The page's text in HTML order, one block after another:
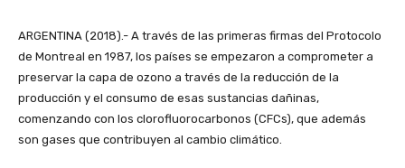
ARGENTINA (2018).- A través de las primeras firmas del Protocolo
de Montreal en 1987, los países se empezaron a comprometer a
preservar la capa de ozono a través de la reducción de la
producción y el consumo de esas sustancias dañinas,
comenzando con los clorofluorocarbonos (CFCs), que además
son gases que contribuyen al cambio climático.